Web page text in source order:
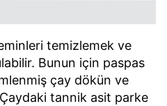
temizlemek ve
Bunun için paspas
çay dökün ve
tannik asit parke